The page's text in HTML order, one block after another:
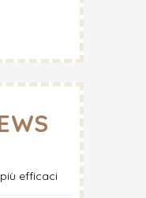
efficaci